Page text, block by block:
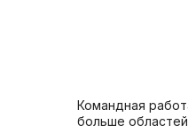
Командная
больше